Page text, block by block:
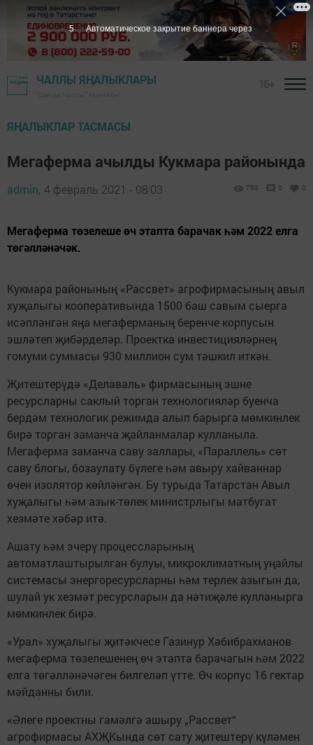
ЧАЛЛЫ ЯҢАЛЫКЛАРЫ
ЯҢАЛЫКЛАР ТАСМАСЫ
Мегаферма ачылды Кукмара районында
admin, 4 февраль 2021 - 08:03 759 0 0
Мегаферма төзелеше өч этапта барачак һәм 2022 елга
төгәлләнәчәк.
Кукмара районының «Рассвет» агрофирмасының авыл
хуҗалыгы кооперативында 1500 баш савым сыерга
исәпләнгән яңа мегаферманың беренче корпусын
эшләтеп җибәрделәр. Проектка инвестицияләрнең
гомуми суммасы 930 миллион сум тәшкил иткән.
Җитештерүдә «Делаваль» фирмасының эшне
ресурсларны саклый торган технологияләр буенча
бердәм технологик режимда алып барырга мөмкинлек
бирә торган заманча җайланмалар кулланыла.
Мегаферма заманча саву заллары, «Параллель» сөт
саву блогы, бозаулату бүлеге һәм авыру хайваннар
өчен изолятор көйләнгән. Бу турыда Татарстан Авыл
хуҗалыгы һәм азык-төлек министрлыгы матбугат
хезмәте хәбәр итә.
Ашату һәм эчерү процессларының
автоматлаштырылган булуы, микроклиматның уңайлы
системасы энергоресурсларны һәм терлек азыгын да,
шулай ук хезмәт ресурсларын да нәтиҗәле кулланырга
мөмкинлек бирә.
«Урал» хуҗалыгы җитәкчесе Газинур Хәбибрахманов
мегаферма төзелешенең өч этапта барачагын һәм 2022
елга төгәлләнәчәген билгеләп үтте. Өч корпус 16 гектар
мәйданны били.
«Әлеге проектны гамәлгә ашыру „Рассвет“
агрофирмасы АХҖКында сөт сату җитештерү күләмен
4 Автоматическое закрытие баннера через